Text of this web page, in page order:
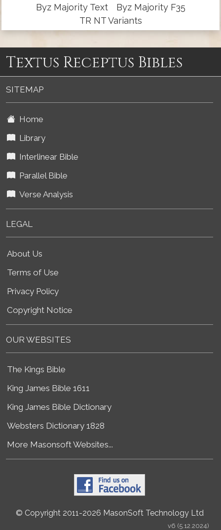
Byz Majority Text
Byz Majority F35
TR NT Variants
Textus Receptus Bibles
SITEMAP
Home
Library
Interlinear Bible
Parallel Bible
Verse Analysis
LEGAL
About Us
Terms of Use
Privacy Policy
Copyright Notice
OUR WEBSITES
The Kings Bible
King James Bible 1611
King James Bible Dictionary
Websters Dictionary 1828
More Masonsoft Websites...
© Copyright 2011-2026 MasonSoft Technology Ltd
v6 (5.12.2024)